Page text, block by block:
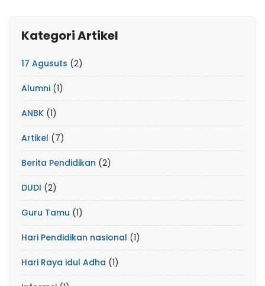
Kategori Artikel
17 Agusuts (2)
Alumni (1)
ANBK (1)
Artikel (7)
Berita Pendidikan (2)
DUDI (2)
Guru Tamu (1)
Hari Pendidikan nasional (1)
Hari Raya idul Adha (1)